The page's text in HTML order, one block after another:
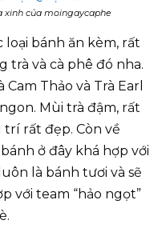
xinh của moingaycaphe
loại bánh ăn kèm, rất
trà và cà phê đó nha.
Thảo và Trà Earl
Mùi trà đậm, rất
rất đẹp. Còn về
ở đây khá hợp với
là bánh tươi và sẽ
với team “hảo ngọt”